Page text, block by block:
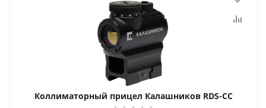
Коллиматорный прицел Калашников RDS-CC